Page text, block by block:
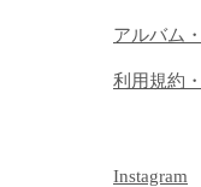
アルバム
利用規約
Instagram